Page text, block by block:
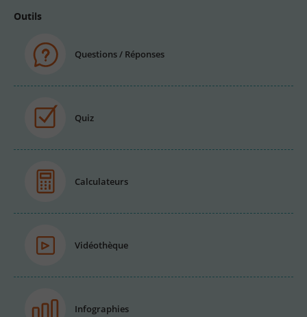
Outils
Questions / Réponses
Quiz
Calculateurs
Vidéothèque
Infographies